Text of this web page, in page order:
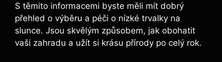
S těmito informacemi byste měli mít dobrý
přehled o výběru a péči o nízké trvalky na
slunce. Jsou skvělým způsobem, jak obohatit
vaši zahradu a užít si krásu přírody po celý rok.